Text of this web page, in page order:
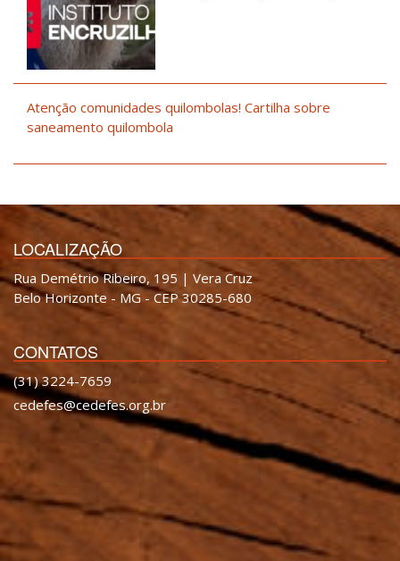
Atenção comunidades quilombolas! Cartilha sobre
saneamento quilombola
LOCALIZAÇÃO
Rua Demétrio Ribeiro, 195 | Vera Cruz
Belo Horizonte - MG - CEP 30285-680
CONTATOS
(31) 3224-7659
cedefes@cedefes.org.br